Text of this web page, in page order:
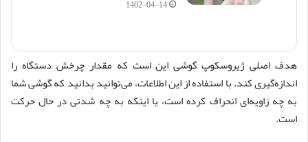
1402-04-14
هدف اصلی ژیروسکوپ گوشی این است که مقدار چرخش دستگاه را
اندازه‌گیری کند. با استفاده از این اطلاعات، می‌توانید بدانید که گوشی شما
به چه زاویه‌ای انحراف کرده است، یا اینکه به چه شدتی در حال حرکت
است.